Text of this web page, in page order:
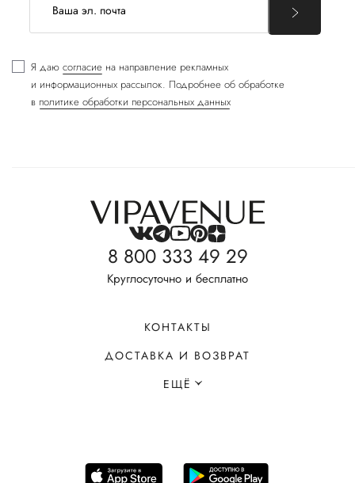
Я даю согласие на направление рекламных
и информационных рассылок. Подробнее об обработке
в политике обработки персональных данных
8 800 333 49 29
Круглосуточно и бесплатно
КОНТАКТЫ
ДОСТАВКА И ВОЗВРАТ
ЕЩЁ